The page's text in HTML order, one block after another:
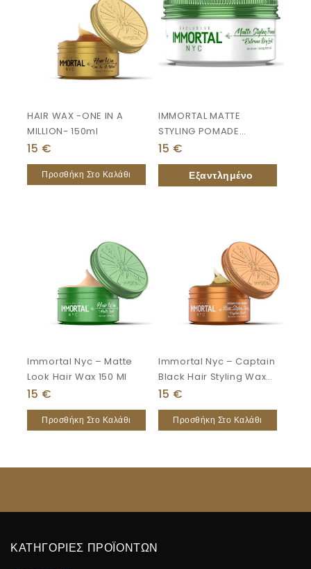
HAIR WAX -ONE IN A
MILLION- 150ml
15 €
Προσθήκη Στο Καλάθι
IMMORTAL MATTE
STYLING POMADE
“extreme Dry Look”
150ml
15 €
Immortal Nyc – Matte
Look Hair Wax 150 Ml
15 €
Προσθήκη Στο Καλάθι
Immortal Nyc – Captain
Black Hair Styling Wax
150 Ml
15 €
Προσθήκη Στο Καλάθι
ΚΑΤΗΓΟΡΙΕΣ ΠΡΟΪΟΝΤΩΝ